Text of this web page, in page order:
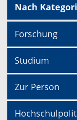
Nach
Forschung
Studium
Zur Person